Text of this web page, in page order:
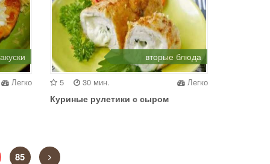
Легко
вторые блюда
5 30 мин. Легко
Куриные рулетики с сыром
85